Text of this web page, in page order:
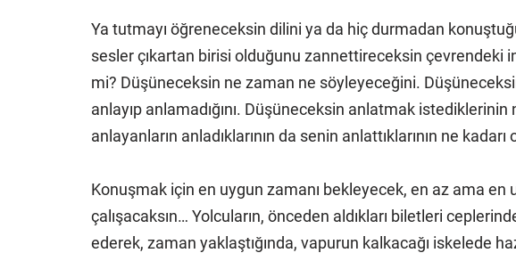
Ya tutmayı öğreneceksin dilini ya da hiç durmadan
sesler çıkartan birisi olduğunu zannettireceksin çevrendeki
mi? Düşüneceksin ne zaman ne söyleyeceğini.
anlayıp anlamadığını. Düşüneceksin anlatmak
anlayanların anladıklarının da senin anlattıklarının ne
Konuşmak için en uygun zamanı bekleyecek, en az ama
çalışacaksın… Yolcuların, önceden aldıkları biletleri
ederek, zaman yaklaştığında, vapurun kalkacağı iskelede